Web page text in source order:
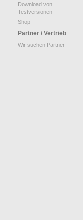
Download von
Testversionen
Shop
Partner / Vertrieb
Wir suchen Partner